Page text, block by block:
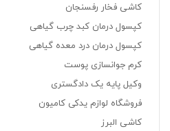
کاشی فخار رفسنجان
کپسول درمان کبد چرب گیاهی
کپسول درمان درد معده گیاهی
کرم جوانسازی پوست
وکیل پایه یک دادگستری
فروشگاه لوازم یدکی کامیون
کاشی البرز